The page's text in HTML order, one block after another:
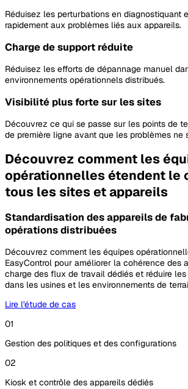
Réduisez les perturbations en diagnostiquant
rapidement aux problèmes liés aux appareils.
Charge de support réduite
Réduisez les efforts de dépannage manuel
environnements opérationnels distribués.
Visibilité plus forte sur les sites
Découvrez ce qui se passe sur les points de
de première ligne avant que les problèmes ne
Découvrez comment les
opérationnelles étendent le
tous les sites et appareils
Standardisation des appareils de
opérations distribuées
Découvrez comment les équipes
EasyControl pour améliorer la cohérence des
charge des flux de travail dédiés et réduire
dans les usines et les environnements de
Lire l'étude de cas
01
Gestion des politiques et des configurations
02
Kiosk et contrôle des appareils dédiés